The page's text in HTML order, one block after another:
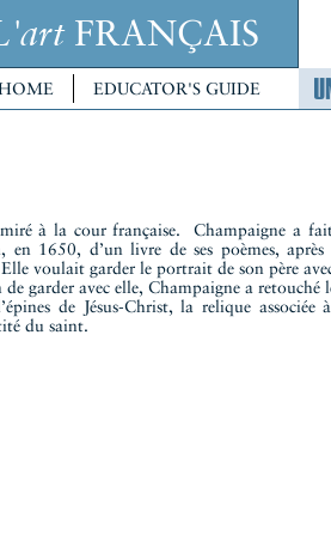
FRANÇAIS
EDUCATOR'S GUIDE
à la cour française. Champaigne a
1650, d’un livre de ses poèmes,
voulait garder le portrait de son père
garder avec elle, Champaigne a
de Jésus-Christ, la relique
du saint.